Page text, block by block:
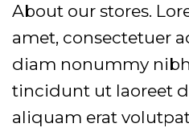
About our stores.
amet, consectetuer
diam nonummy
tincidunt ut laoreet
aliquam erat